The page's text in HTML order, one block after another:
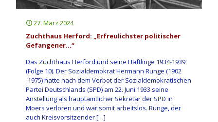
27. März 2024
Zuchthaus Herford: „Erfreulichster politischer
Gefangener…“
Das Zuchthaus Herford und seine Häftlinge 1934-1939
(Folge 10). Der Sozialdemokrat Hermann Runge (1902
-1975) hatte nach dem Verbot der Sozialdemokratischen
Partei Deutschlands (SPD) am 22. Juni 1933 seine
Anstellung als hauptamtlicher Sekretär der SPD in
Moers verloren und war somit arbeitslos. Runge, der
auch Kreisvorsitzender[…]